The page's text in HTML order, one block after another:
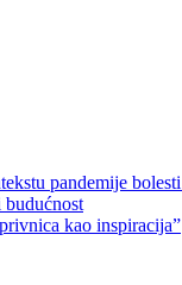
pandemije
kao inspiracija”